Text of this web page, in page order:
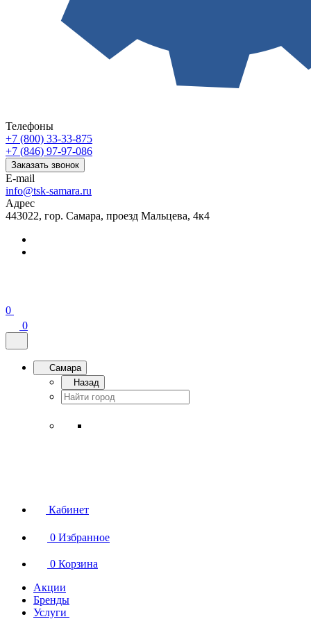
Телефоны
+7 (800) 33-33-875
+7 (846) 97-97-086
Заказать звонок
E-mail
info@tsk-samara.ru
Адрес
443022, гор. Самара, проезд Мальцева, 4к4
0
0
Самара
Назад
Кабинет
0 Избранное
0 Корзина
Акции
Бренды
Услуги